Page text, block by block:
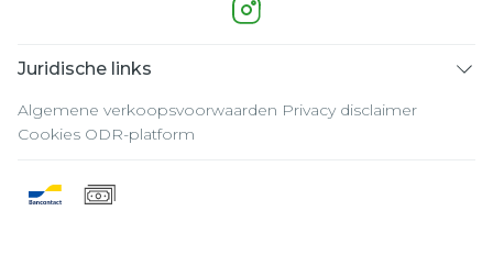
Juridische links
Algemene verkoopsvoorwaarden Privacy disclaimer
Cookies ODR-platform